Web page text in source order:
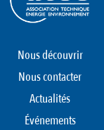
Nous découvrir
Nous contacter
Actualités
Événements